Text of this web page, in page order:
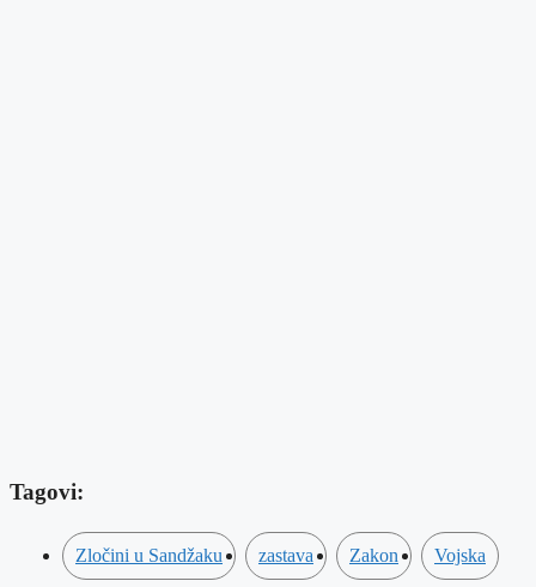
Tagovi:
Zločini u Sandžaku zastava Zakon Vojska